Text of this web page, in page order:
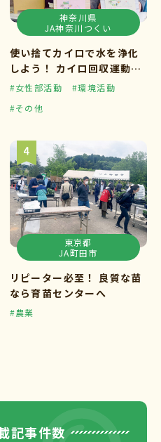
神奈川県
JA神奈川つくい
使い捨てカイロで水を浄化
しよう！ カイロ回収運動ス
タート
#女性部活動
#環境活動
#その他
東京都
JA町田市
リピーター必至！ 良質な苗
なら育苗センターへ
#農業
記事件数